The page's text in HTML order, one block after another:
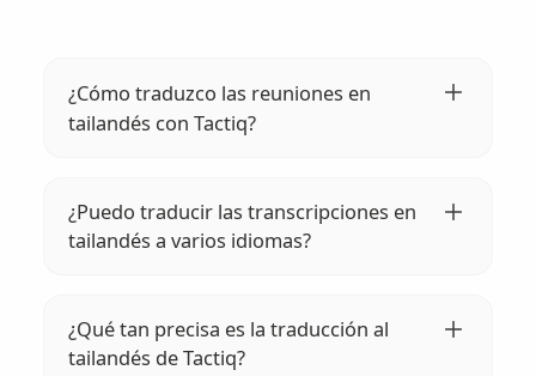
¿Cómo traduzco las reuniones en
tailandés con Tactiq?
instala la extensión Tactiq, únete a tu
reunión e inicia la transcripción. Tactiq
preferido. ¡Pruébalo gratis hoy mismo!
¿Puedo traducir las transcripciones en
tailandés a varios idiomas?
tailandés a más de 35 idiomas.
Simplemente selecciona el idioma que
¿Qué tan precisa es la traducción al
tailandés de Tactiq?